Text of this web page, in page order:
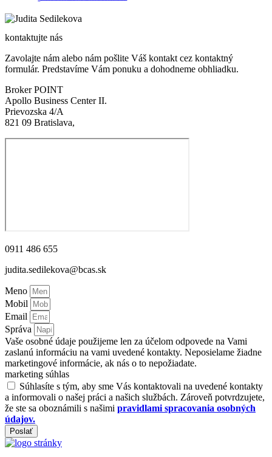
kontaktujte nás
Zavolajte nám alebo nám pošlite Váš kontakt cez kontaktný
formulár. Predstavíme Vám ponuku a dohodneme obhliadku.
Broker POINT
Apollo Business Center II.
Prievozska 4/A
821 09 Bratislava,
0911 486 655
judita.sedilekova@bcas.sk
Meno
Mobil
Email
Správa
Vaše osobné údaje použijeme len za účelom odpovede na Vami
zaslanú informáciu na vami uvedené kontakty. Neposielame žiadne
marketingové informácie, ak nás o to nepožiadate.
marketing súhlas
Súhlasíte s tým, aby sme Vás kontaktovali na uvedené kontakty
a informovali o našej práci a našich službách. Zároveň potvrdzujete,
že ste sa oboznámili s našimi pravidlami spracovania osobných
údajov.
Poslať